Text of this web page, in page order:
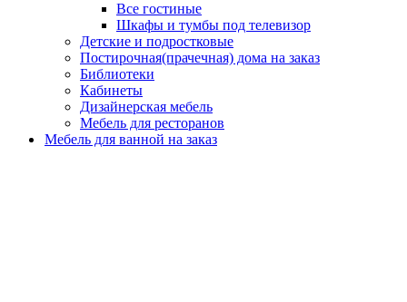
Все гостиные
Шкафы и тумбы под телевизор
Детские и подростковые
Постирочная(прачечная) дома на заказ
Библиотеки
Кабинеты
Дизайнерская мебель
Мебель для ресторанов
Мебель для ванной на заказ